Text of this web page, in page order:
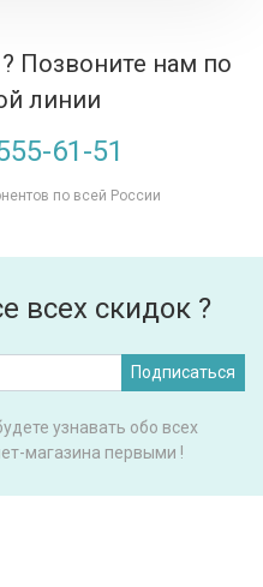
Позвоните нам по
линии
61-51
по всей России
всех скидок ?
Подписаться
узнавать обо всех
магазина первыми !